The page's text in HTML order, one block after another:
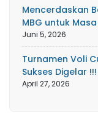
Mencerdaskan
MBG untuk
Juni 5, 2026
Turnamen Voli
Sukses Digelar !!!
April 27, 2026